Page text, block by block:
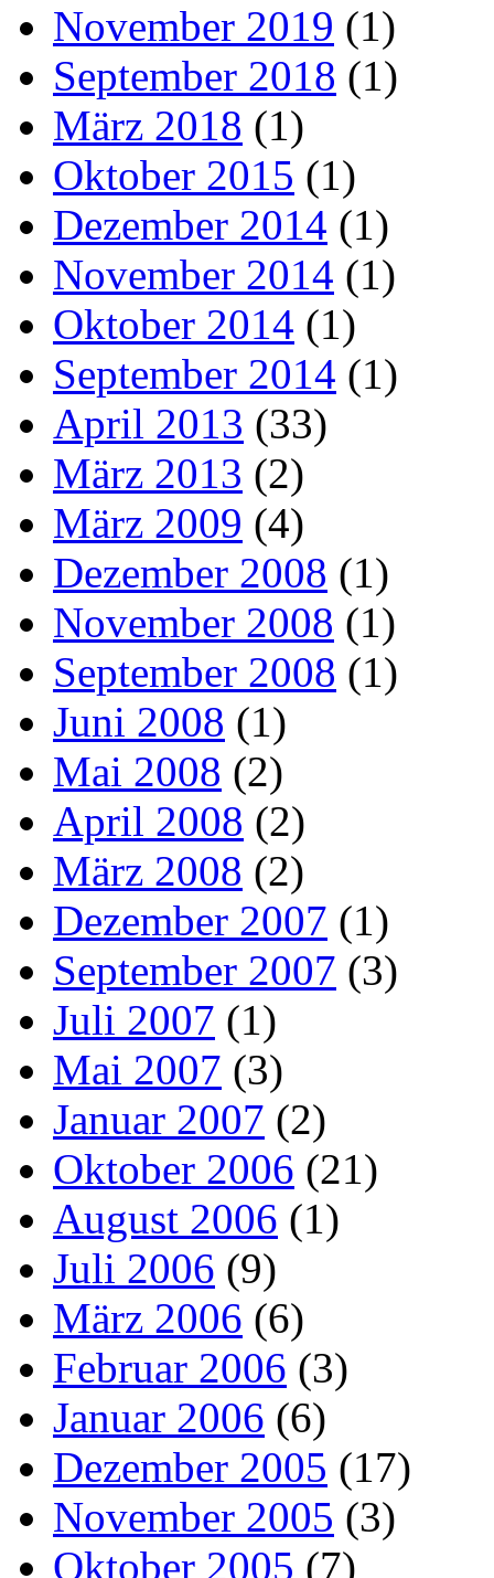
November 2019 (1)
September 2018 (1)
März 2018 (1)
Oktober 2015 (1)
Dezember 2014 (1)
November 2014 (1)
Oktober 2014 (1)
September 2014 (1)
April 2013 (33)
März 2013 (2)
März 2009 (4)
Dezember 2008 (1)
November 2008 (1)
September 2008 (1)
Juni 2008 (1)
Mai 2008 (2)
April 2008 (2)
März 2008 (2)
Dezember 2007 (1)
September 2007 (3)
Juli 2007 (1)
Mai 2007 (3)
Januar 2007 (2)
Oktober 2006 (21)
August 2006 (1)
Juli 2006 (9)
März 2006 (6)
Februar 2006 (3)
Januar 2006 (6)
Dezember 2005 (17)
November 2005 (3)
Oktober 2005 (7)